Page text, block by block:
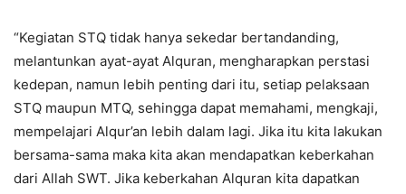
“Kegiatan STQ tidak hanya sekedar bertandanding,
melantunkan ayat-ayat Alquran, mengharapkan perstasi
kedepan, namun lebih penting dari itu, setiap pelaksaan
STQ maupun MTQ, sehingga dapat memahami, mengkaji,
mempelajari Alqur’an lebih dalam lagi. Jika itu kita lakukan
bersama-sama maka kita akan mendapatkan keberkahan
dari Allah SWT. Jika keberkahan Alquran kita dapatkan